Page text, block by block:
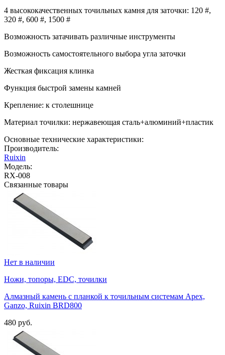
4 высококачественных точильных камня для заточки: 120 #,
320 #, 600 #, 1500 #
Возможность затачивать различные инструменты
Возможность самостоятельного выбора угла заточки
Жесткая фиксация клинка
Функция быстрой замены камней
Крепление: к столешнице
Материал точилки: нержавеющая сталь+алюминий+пластик
Основные технические характеристики:
Производитель:
Ruixin
Модель:
RX-008
Связанные товары
Нет в наличии
Ножи, топоры, EDC, точилки
Алмазный камень с планкой к точильным системам Apex,
Ganzo, Ruixin BRD800
480 руб.